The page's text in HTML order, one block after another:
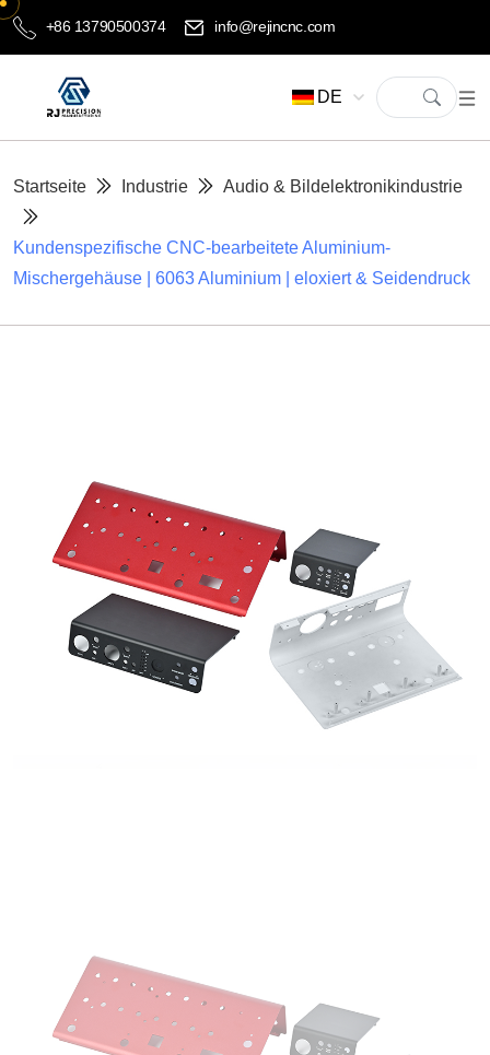
+86 13790500374 info@rejincnc.com
DE
Startseite Industrie Audio & Bildelektronikindustrie
Kundenspezifische CNC-bearbeitete Aluminium-
Mischergehäuse | 6063 Aluminium | eloxiert & Seidendruck